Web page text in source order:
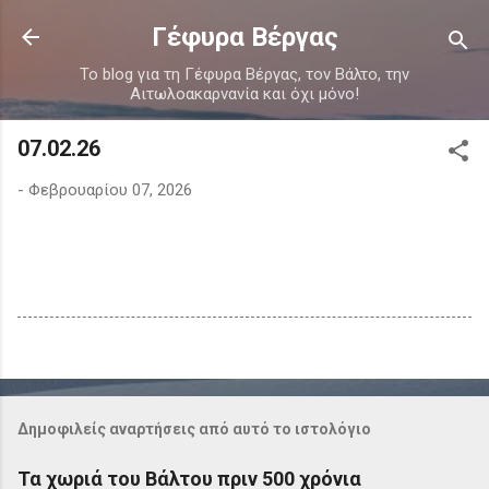
Μετάβαση στο κύριο περιεχόμενο
Γέφυρα Βέργας
Το blog για τη Γέφυρα Βέργας, τον Βάλτο, την
Αιτωλοακαρνανία και όχι μόνο!
07.02.26
- Φεβρουαρίου 07, 2026
Δημοφιλείς αναρτήσεις από αυτό το ιστολόγιο
Τα χωριά του Βάλτου πριν 500 χρόνια